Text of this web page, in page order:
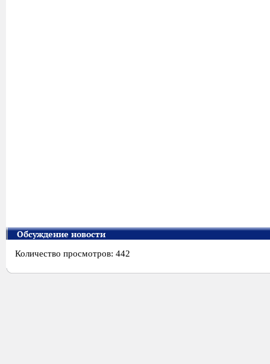
Обсуждение новости
Количество просмотров: 442